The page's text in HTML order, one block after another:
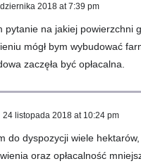
2018 at 7:39 pm
pytanie na jakiej powierzchni
mógł bym wybudować
zaczęła być opłacalna.
24 listopada 2018 at 10:24 pm
do dyspozycji wiele
oraz opłacalność